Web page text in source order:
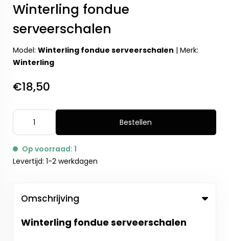
Winterling fondue
serveerschalen
Model: Winterling fondue serveerschalen | Merk:
Winterling
€18,50
Bestellen
Op voorraad: 1
Levertijd: 1-2 werkdagen
Omschrijving
Winterling fondue serveerschalen